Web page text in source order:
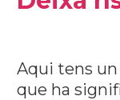
Aqui tens
que ha